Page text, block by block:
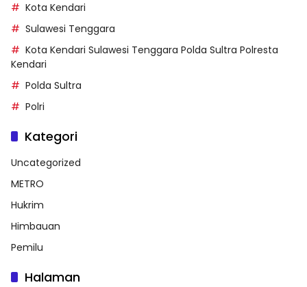
Kota Kendari
Sulawesi Tenggara
Kota Kendari Sulawesi Tenggara Polda Sultra Polresta
Kendari
Polda Sultra
Polri
Kategori
Uncategorized
METRO
Hukrim
Himbauan
Pemilu
Halaman